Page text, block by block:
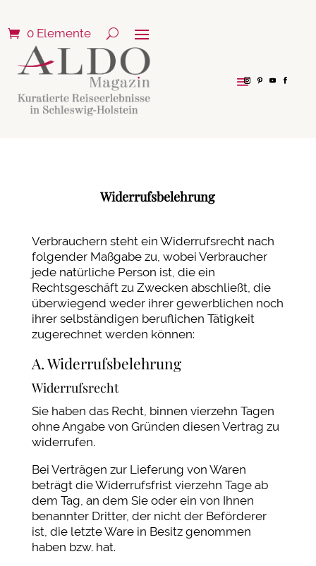
0 Elemente
Widerrufsbelehrung
Verbrauchern steht ein Widerrufsrecht nach
folgender Maßgabe zu, wobei Verbraucher
jede natürliche Person ist, die ein
Rechtsgeschäft zu Zwecken abschließt, die
überwiegend weder ihrer gewerblichen noch
ihrer selbständigen beruflichen Tätigkeit
zugerechnet werden können:
A. Widerrufsbelehrung
Widerrufsrecht
Sie haben das Recht, binnen vierzehn Tagen
ohne Angabe von Gründen diesen Vertrag zu
widerrufen.
Bei Verträgen zur Lieferung von Waren
beträgt die Widerrufsfrist vierzehn Tage ab
dem Tag, an dem Sie oder ein von Ihnen
benannter Dritter, der nicht der Beförderer
ist, die letzte Ware in Besitz genommen
haben bzw. hat.